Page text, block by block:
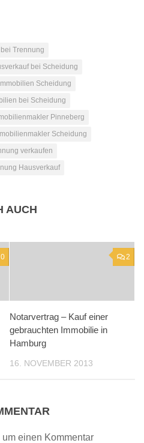
Trennung
bei Scheidung
Scheidung
bei Scheidung
Pinneberg
Scheidung
verkaufen
Hausverkauf
AUCH
0 2
Notarvertrag – Kauf einer
gebrauchten Immobilie in
Hamburg
16. NOVEMBER 2013
einen Kommentar